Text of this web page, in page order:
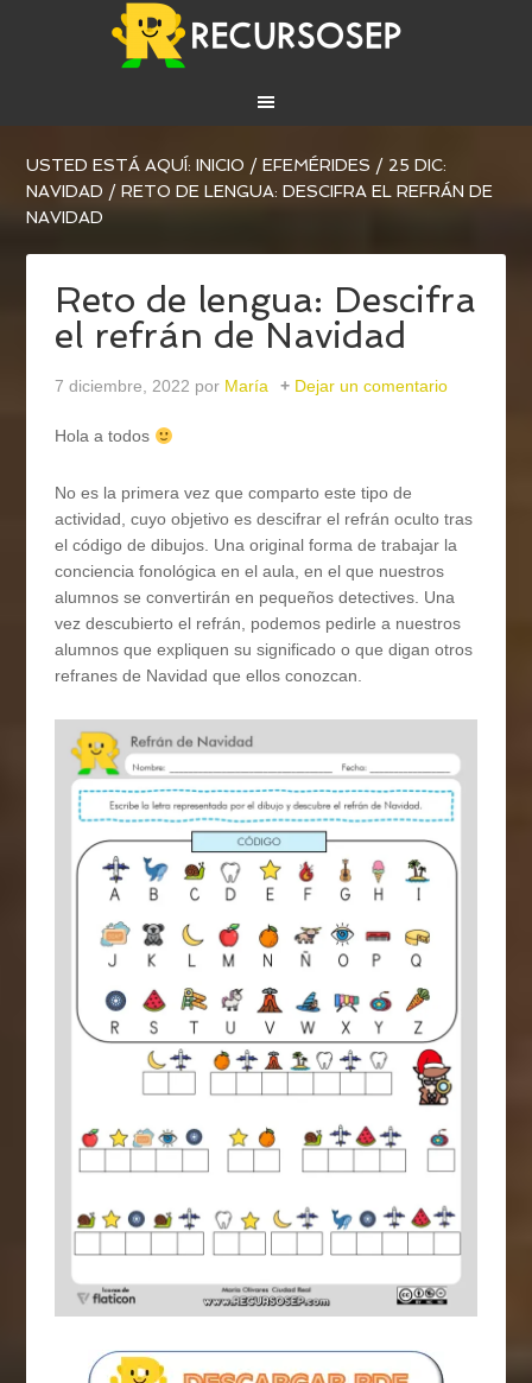
USTED ESTÁ AQUÍ:INICIO / EFEMÉRIDES / 25 DIC:
NAVIDAD / RETO DE LENGUA: DESCIFRA EL REFRÁN DE
NAVIDAD
Reto de lengua: Descifra
el refrán de Navidad
7 diciembre, 2022 por María Dejar un comentario
Hola a todos
No es la primera vez que comparto este tipo de
actividad, cuyo objetivo es descifrar el refrán oculto tras
el código de dibujos. Una original forma de trabajar la
conciencia fonológica en el aula, en el que nuestros
alumnos se convertirán en pequeños detectives. Una
vez descubierto el refrán, podemos pedirle a nuestros
alumnos que expliquen su significado o que digan otros
refranes de Navidad que ellos conozcan.